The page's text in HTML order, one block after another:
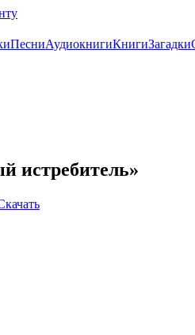
ПесниАудиокнигиКнигиЗагадки
истребитель»